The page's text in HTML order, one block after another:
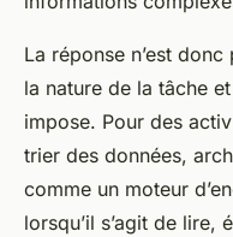
La réponse n’est
la nature de la tâche
impose. Pour des
trier des données,
comme un moteur
lorsqu’il s’agit de lire,